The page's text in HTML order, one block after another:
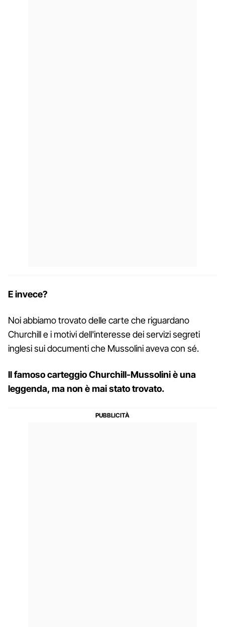
E invece?
Noi abbiamo trovato delle carte che riguardano
Churchill e i motivi dell'interesse dei servizi segreti
inglesi sui documenti che Mussolini aveva con sé.
Il famoso carteggio Churchill-Mussolini è una
leggenda, ma non è mai stato trovato.